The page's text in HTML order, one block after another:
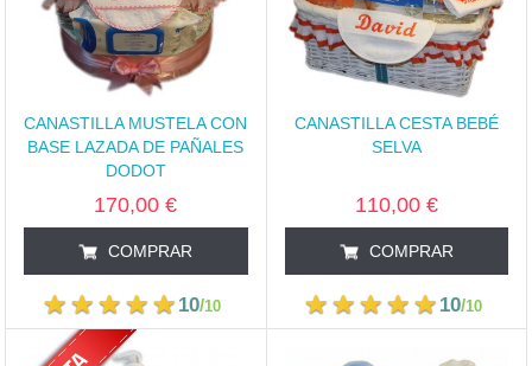
CANASTILLA MUSTELA CON
BASE LAZADA DE PAÑALES
DODOT
170,00 €
COMPRAR
10/10
CANASTILLA CESTA BEBÉ
SELVA
110,00 €
COMPRAR
10/10